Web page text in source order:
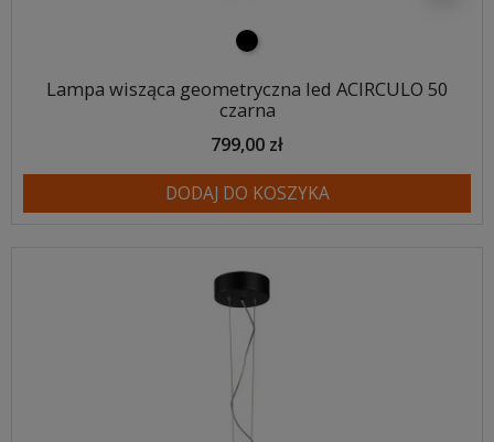
czarny
Lampa wisząca geometryczna led ACIRCULO 50
czarna
799,00 zł
DODAJ DO KOSZYKA